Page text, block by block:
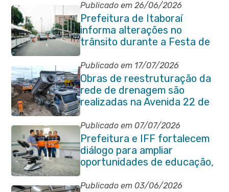
Publicado em 26/06/2026
Prefeitura de Itaboraí
informa alterações no
trânsito durante a Festa de
São Pedro Apóstolo
Publicado em 17/07/2026
Obras de reestruturação da
rede de drenagem são
realizadas na Avenida 22 de
Maio
Publicado em 07/07/2026
Prefeitura e IFF fortalecem
diálogo para ampliar
oportunidades de educação,
ciência e inovação em
Itaboraí
Publicado em 03/06/2026